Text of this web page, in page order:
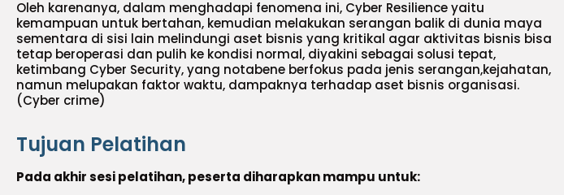
Oleh karenanya, dalam menghadapi fenomena ini, Cyber Resilience yaitu
kemampuan untuk bertahan, kemudian melakukan serangan balik di dunia maya
sementara di sisi lain melindungi aset bisnis yang kritikal agar aktivitas bisnis bisa
tetap beroperasi dan pulih ke kondisi normal, diyakini sebagai solusi tepat,
ketimbang Cyber Security, yang notabene berfokus pada jenis serangan,kejahatan,
namun melupakan faktor waktu, dampaknya terhadap aset bisnis organisasi.
(Cyber crime)
Tujuan Pelatihan
Pada akhir sesi pelatihan, peserta diharapkan mampu untuk: